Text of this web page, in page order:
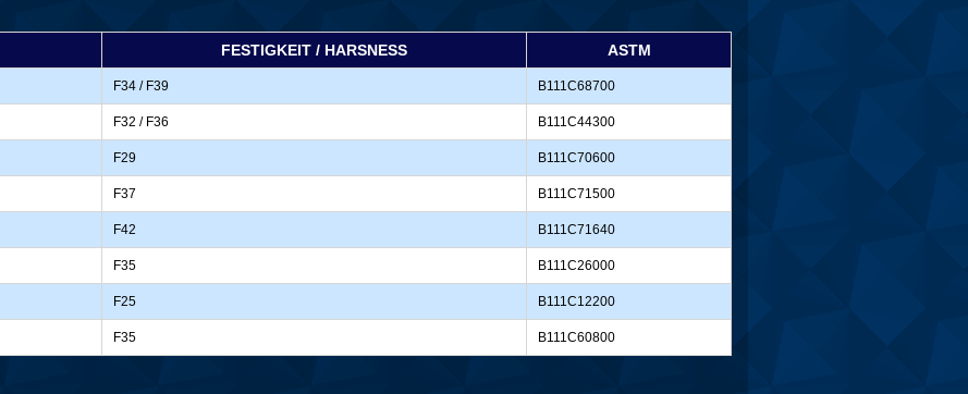
FESTIGKEIT / HARSNESS ASTM
F34 / F39 B111C68700
F32 / F36 B111C44300
F29 B111C70600
F37 B111C71500
F42 B111C71640
F35 B111C26000
F25 B111C12200
F35 B111C60800